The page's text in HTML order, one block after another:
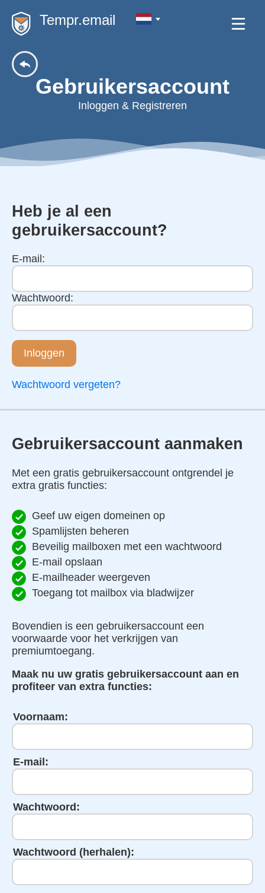
Tempr.email
Gebruikersaccount
Inloggen & Registreren
Heb je al een
gebruikersaccount?
E-mail:
Wachtwoord:
Inloggen
Wachtwoord vergeten?
Gebruikersaccount aanmaken
Met een gratis gebruikersaccount ontgrendel je
extra gratis functies:
Geef uw eigen domeinen op
Spamlijsten beheren
Beveilig mailboxen met een wachtwoord
E-mail opslaan
E-mailheader weergeven
Toegang tot mailbox via bladwijzer
Bovendien is een gebruikersaccount een
voorwaarde voor het verkrijgen van
premiumtoegang.
Maak nu uw gratis gebruikersaccount aan en
profiteer van extra functies:
Voornaam:
E-mail:
Wachtwoord:
Wachtwoord (herhalen):